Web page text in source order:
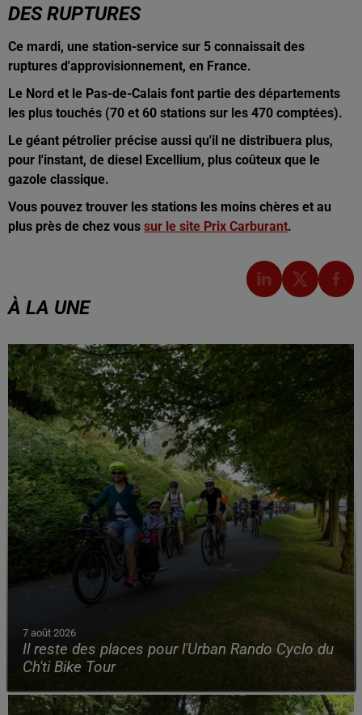
DES RUPTURES
Ce mardi, une station-service sur 5 connaissait des
ruptures d'approvisionnement, en France.
Le Nord et le Pas-de-Calais font partie des départements
les plus touchés (70 et 60 stations sur les 470 comptées).
Le géant pétrolier précise aussi qu'il ne distribuera plus,
pour l'instant, de diesel Excellium, plus coûteux que le
gazole classique.
Vous pouvez trouver les stations les moins chères et au
plus près de chez vous sur le site Prix Carburant.
À LA UNE
7 août 2026
Il reste des places pour l'Urban Rando Cyclo du
Ch'ti Bike Tour